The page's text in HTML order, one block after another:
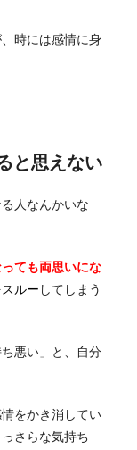
時には感情に身
と思えない
人なんかいな
っても両思いにな
ルー してしまう
悪い」と、自分
をかき消してい
さらな気持ち